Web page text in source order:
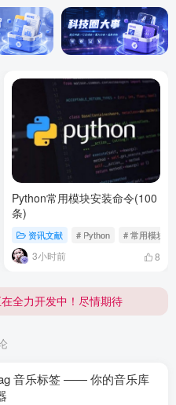
# 音乐标签
Python常用模块安装命令(100
条)
资讯文献 # Python # 常用模块
3小时前 8
全力开发中！尽情期待
全力开发中！尽情期待
音乐标签 —— 你的音乐库